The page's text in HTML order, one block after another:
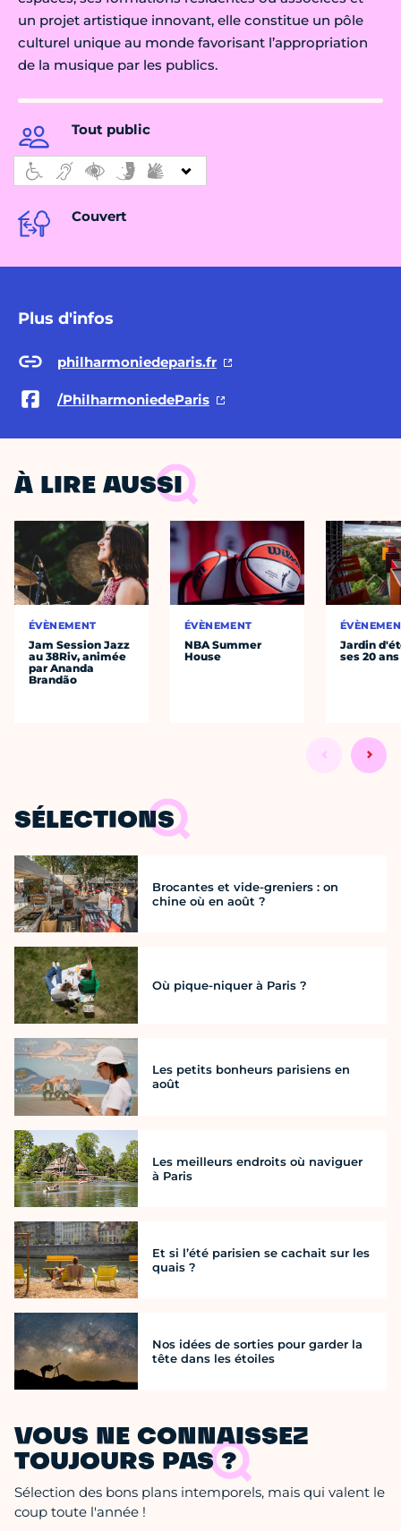
un projet artistique innovant, elle constitue un pôle
culturel unique au monde favorisant l’appropriation
de la musique par les publics.
Tout public
Couvert
Plus d'infos
philharmoniedeparis.fr
/PhilharmoniedeParis
À LIRE AUSSI
ÉVÈNEMENT
Jam Session Jazz
au 38Riv, animée
par Ananda
Brandão
ÉVÈNEMENT
NBA Summer
House
Jardin
ses 20 ans
SÉLECTIONS
Brocantes et vide-greniers : on
chine où en août ?
Où pique-niquer à Paris ?
Les petits bonheurs parisiens en
août
Les meilleurs endroits où naviguer
à Paris
Et si l’été parisien se cachait sur les
quais ?
Nos idées de sorties pour garder la
tête dans les étoiles
VOUS NE CONNAISSEZ
TOUJOURS PAS ?
Sélection des bons plans intemporels, mais qui valent le
coup toute l'année !